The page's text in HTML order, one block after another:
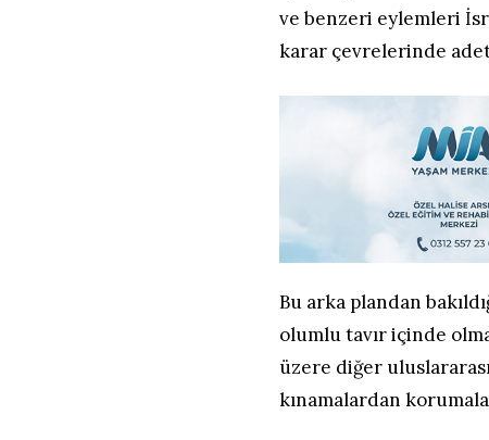
ve benzeri eylemleri
karar çevrelerinde
Bu arka plandan
olumlu tavır içinde
üzere diğer
kınamalardan